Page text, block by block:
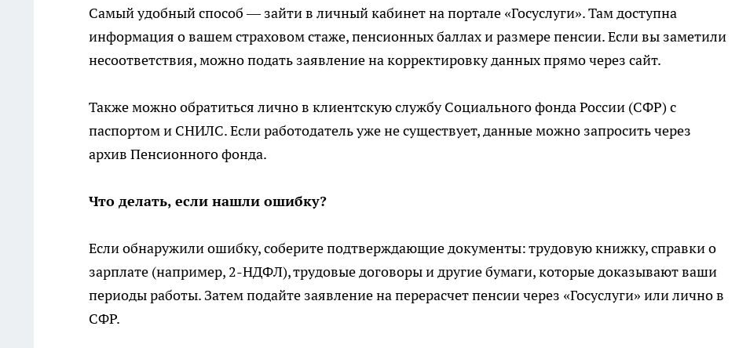
Самый удобный способ — зайти в личный кабинет на портале «Госуслуги». Там доступна
информация о вашем страховом стаже, пенсионных баллах и размере пенсии. Если вы заметили
несоответствия, можно подать заявление на корректировку данных прямо через сайт.
Также можно обратиться лично в клиентскую службу Социального фонда России (СФР) с
паспортом и СНИЛС. Если работодатель уже не существует, данные можно запросить через
архив Пенсионного фонда.
Что делать, если нашли ошибку?
Если обнаружили ошибку, соберите подтверждающие документы: трудовую книжку, справки о
зарплате (например, 2-НДФЛ), трудовые договоры и другие бумаги, которые доказывают ваши
периоды работы. Затем подайте заявление на перерасчет пенсии через «Госуслуги» или лично в
СФР.